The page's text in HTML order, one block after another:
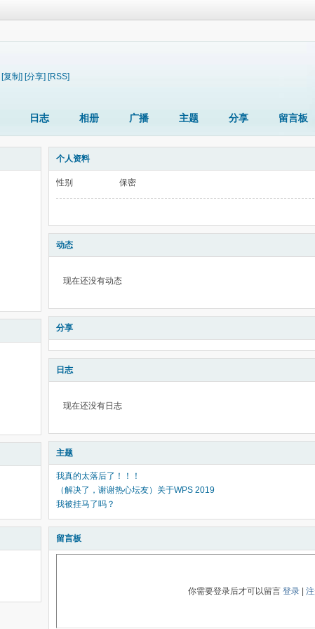
[复制] [分享] [RSS]
日志 相册 广播 主题 分享 留言板
个人资料
性别 保密
动态
现在还没有动态
分享
日志
现在还没有日志
主题
我真的太落后了！！！
（解决了，谢谢热心坛友）关于WPS 2019
我被挂马了吗？
留言板
你需要登录后才可以留言 登录